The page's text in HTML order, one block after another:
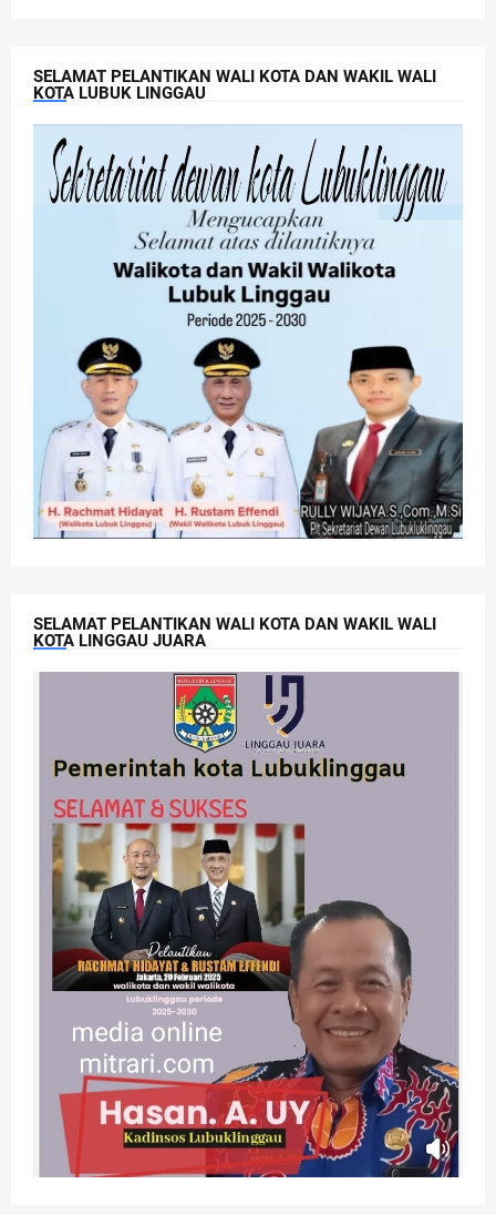
SELAMAT PELANTIKAN WALI KOTA DAN WAKIL WALI
KOTA LUBUK LINGGAU
SELAMAT PELANTIKAN WALI KOTA DAN WAKIL WALI
KOTA LINGGAU JUARA